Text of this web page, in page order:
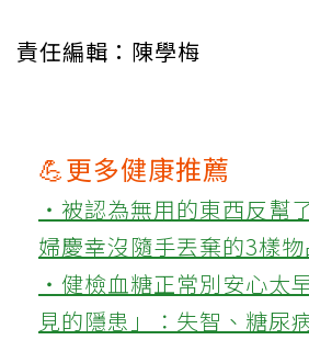
責任編輯：陳學梅
💪更多健康推薦
‧被認為無用的東西反幫
婦慶幸沒隨手丟棄的3樣物
‧健檢血糖正常別安心太
見的隱患」：失智、糖尿